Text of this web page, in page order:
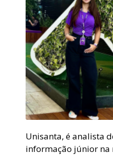
Unisanta, é analista
informação júnior